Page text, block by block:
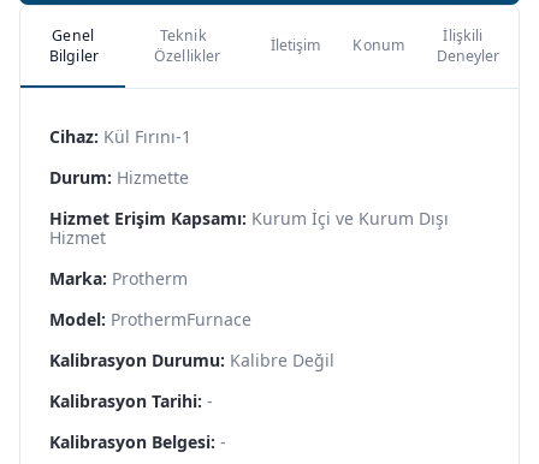
Genel
Bilgiler
Teknik
Özellikler
İletişim Konum
İlişkili
Deneyler
Cihaz: Kül Fırını-1
Durum: Hizmette
Hizmet Erişim Kapsamı: Kurum İçi ve Kurum Dışı
Hizmet
Marka: Protherm
Model: ProthermFurnace
Kalibrasyon Durumu: Kalibre Değil
Kalibrasyon Tarihi: -
Kalibrasyon Belgesi: -